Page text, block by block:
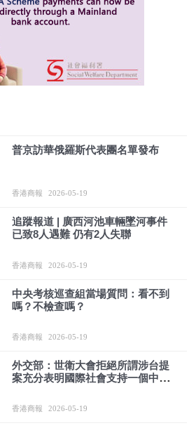
普京訪華俄羅斯代表團名單發布
香港商報 2026-05-19
追蹤報道 | 廣西河池車輛墜河事件
已致8人遇難 仍有2人失聯
香港商報 2026-05-19
中央考核巡查組當場質問：看不到
嗎？不檢查嗎？
香港商報 2026-05-19
外交部：世衛大會拒絕所謂涉台提
案充分表明國際社會支持一個中國
香港商報 2026-05-19